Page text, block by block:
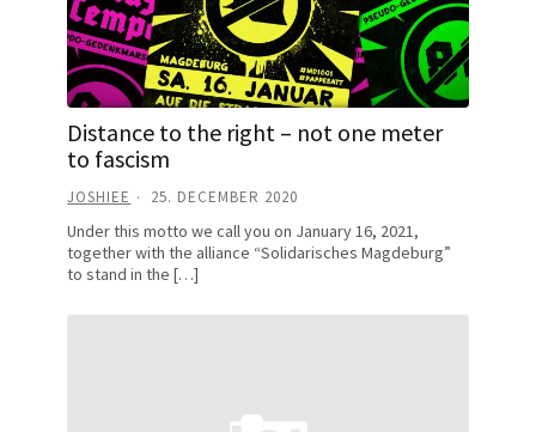
Distance to the right – not one meter
to fascism
JOSHIEE 25. DECEMBER 2020
Under this motto we call you on January 16, 2021,
together with the alliance “Solidarisches Magdeburg”
to stand in the […]